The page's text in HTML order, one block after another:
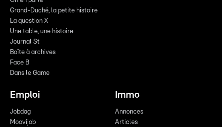
Grand-Duché, la petite histoire
La question X
Une table, une histoire
Journal St
Boîte à archives
Face B
Dans le Game
Emploi
Jobdag
Moovijob
Immo
Annonces
Articles